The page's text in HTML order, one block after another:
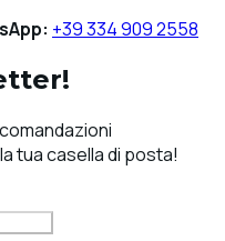
+39 334 909 2558
tua casella di posta!